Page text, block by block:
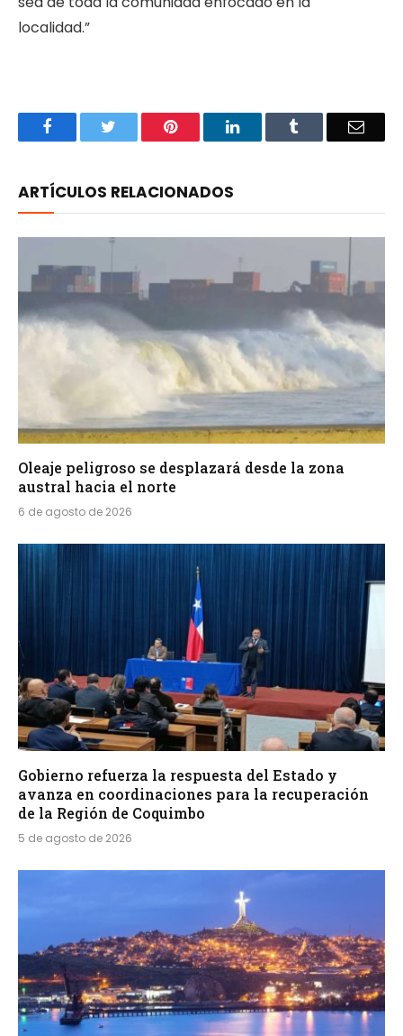
localidad.”
Facebook Pinterest LinkedIn Email
ARTÍCULOS RELACIONADOS
Oleaje peligroso se desplazará desde la zona
austral hacia el norte
6 de agosto de 2026
Gobierno refuerza la respuesta del Estado y
avanza en coordinaciones para la recuperación
de la Región de Coquimbo
5 de agosto de 2026